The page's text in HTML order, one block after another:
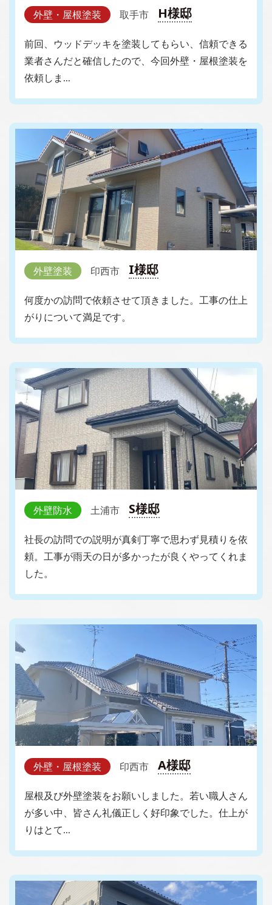
外壁・屋根塗装 取手市 H様邸
前回、ウッドデッキを塗装してもらい、信頼できる
業者さんだと確信したので、今回外壁・屋根塗装を
依頼しま…
外壁塗装 印西市 I様邸
何度かの訪問で依頼させて頂きました。工事の仕上
がりについて満足です。
外壁防水 土浦市 S様邸
社長の訪問での説明が真剣丁寧で思わず見積りを依
頼。工事が雨天の日が多かったが良くやってくれま
した。
外壁・屋根塗装 印西市 A様邸
屋根及び外壁塗装をお願いしました。若い職人さん
が多い中、皆さん礼儀正しく好印象でした。仕上が
りはとて…